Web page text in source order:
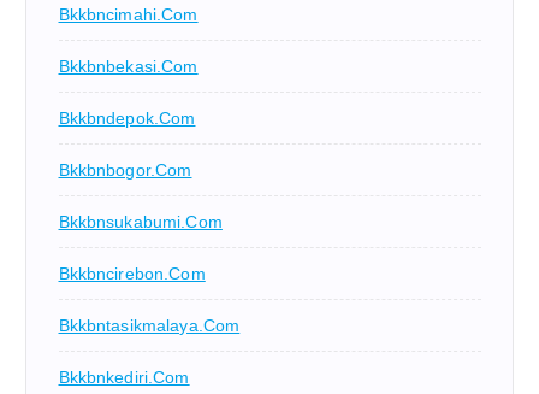
Bkkbncimahi.com
Bkkbnbekasi.com
Bkkbndepok.com
Bkkbnbogor.com
Bkkbnsukabumi.com
Bkkbncirebon.com
Bkkbntasikmalaya.com
Bkkbnkediri.com